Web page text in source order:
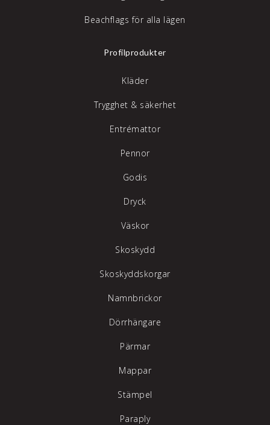
Beachflags för alla lägen
Profilprodukter
Kläder
Trygghet & säkerhet
Entrémattor
Pennor
Godis
Dryck
Väskor
Skoskydd
Skoskyddskorgar
Namnbrickor
Dörrhängare
Pärmar
Mappar
Stämpel
Paraply